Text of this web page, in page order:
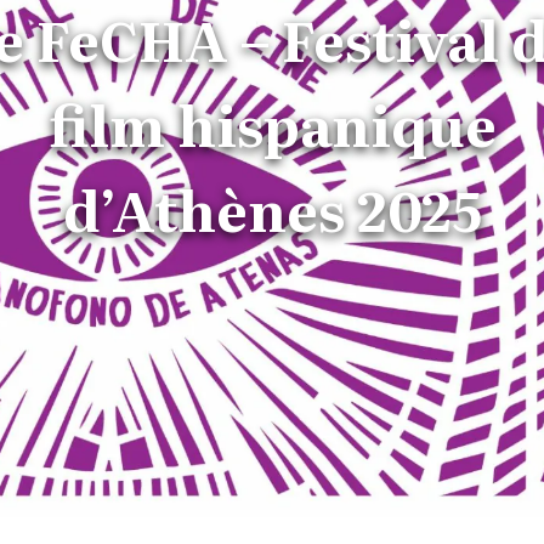
FeCHA – Festival
film hispanique
d’Athènes 2025